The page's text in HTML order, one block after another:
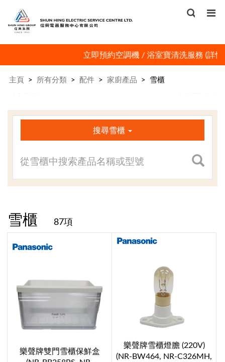
立即預約空調機 / 浴室寶清洗服務 (詳情)
主頁 > 所有分類 > 配件 > 家廚產品 > 雪櫃
搜尋雪櫃
雪櫃 87項
樂聲牌雙門雪櫃保鮮盒
樂聲牌雪櫃燈膽 (220V)
(NR-BW464, NR-C326MH,